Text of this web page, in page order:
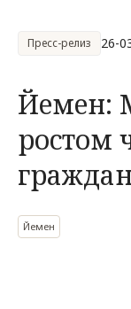
Пресс-релиз 26-
Йемен:
ростом
Йемен